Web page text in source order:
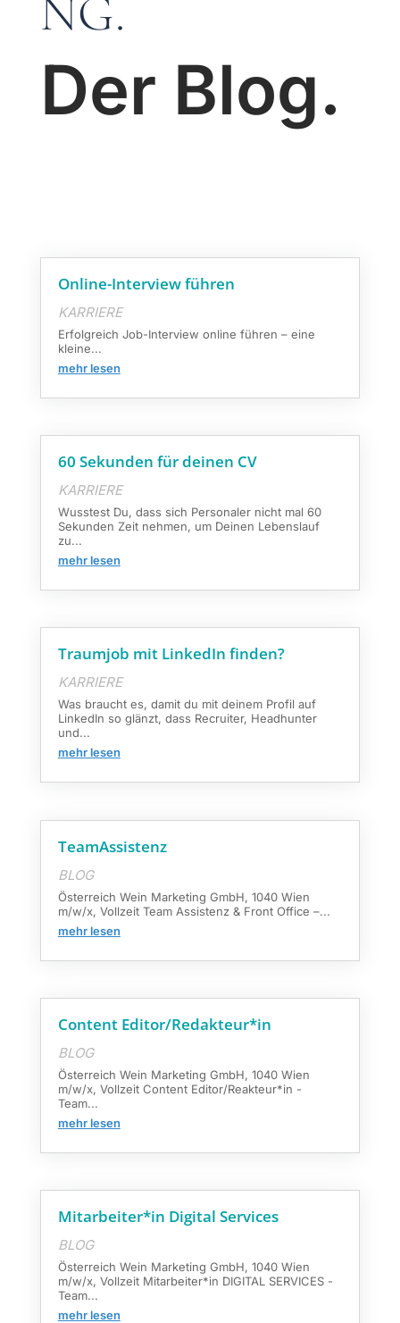
NG.
Der Blog.
Online-Interview führen
KARRIERE
Erfolgreich Job-Interview online führen – eine
kleine...
mehr lesen
60 Sekunden für deinen CV
KARRIERE
Wusstest Du, dass sich Personaler nicht mal 60
Sekunden Zeit nehmen, um Deinen Lebenslauf
zu...
mehr lesen
Traumjob mit LinkedIn finden?
KARRIERE
Was braucht es, damit du mit deinem Profil auf
LinkedIn so glänzt, dass Recruiter, Headhunter
und...
mehr lesen
TeamAssistenz
BLOG
Österreich Wein Marketing GmbH, 1040 Wien
m/w/x, Vollzeit Team Assistenz & Front Office –...
mehr lesen
Content Editor/Redakteur*in
BLOG
Österreich Wein Marketing GmbH, 1040 Wien
m/w/x, Vollzeit Content Editor/Reakteur*in -
Team...
mehr lesen
Mitarbeiter*in Digital Services
BLOG
Österreich Wein Marketing GmbH, 1040 Wien
m/w/x, Vollzeit Mitarbeiter*in DIGITAL SERVICES -
Team...
mehr lesen